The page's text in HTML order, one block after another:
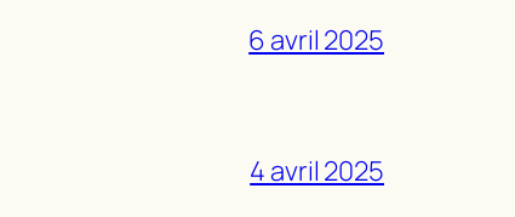
6 avril 2025
4 avril 2025